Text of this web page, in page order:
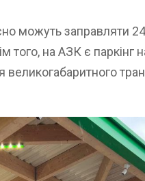
можуть заправляти
того, на АЗК є паркінг
великогабаритного